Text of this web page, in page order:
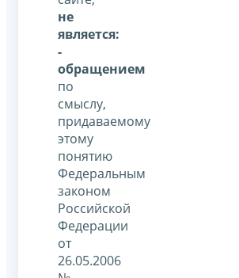
не
является:
-
обращением
по
смыслу,
придаваемому
этому
понятию
Федеральным
законом
Российской
Федерации
от
26.05.2006